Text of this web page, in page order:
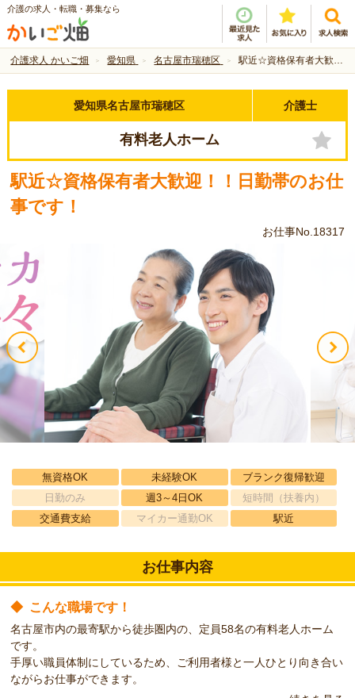
介護の求人・転職・募集なら
介護求人 かいご畑 愛知県 名古屋市瑞穂区 駅近☆資格保有者大歓迎！！日勤帯のお仕事です！
愛知県名古屋市瑞穂区 介護士
有料老人ホーム
駅近☆資格保有者大歓迎！！日勤帯のお仕
事です！
お仕事No.18317
無資格OK 未経験OK
ブランク復帰歓迎
日勤のみ
週3～4日OK
短時間（扶養内）
交通費支給
マイカー通勤OK 駅近
お仕事内容
◆ こんな職場です！
名古屋市内の最寄駅から徒歩圏内の、定員58名の有料老人ホーム
です。
手厚い職員体制にしているため、ご利用者様と一人ひとり向き合い
ながらお仕事ができます。